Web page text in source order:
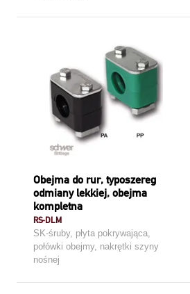
Obejma do rur, typoszereg
odmiany lekkiej, obejma
kompletna
RS-DLM
SK-śruby, płyta pokrywająca,
połówki obejmy, nakrętki szyny
nośnej